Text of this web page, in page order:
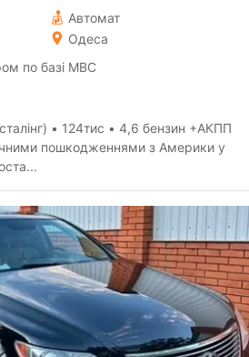
Автомат
Одеса
по базі МВС
• 124тис • 4,6 бензин +АКПП
пошкодженнями з Америки у